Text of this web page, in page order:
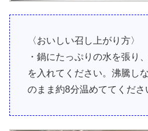
〈おいしい召し上がり方〉
・鍋にたっぷりの水を張り
を入れてください。沸騰し
のまま約8分温めててくださ